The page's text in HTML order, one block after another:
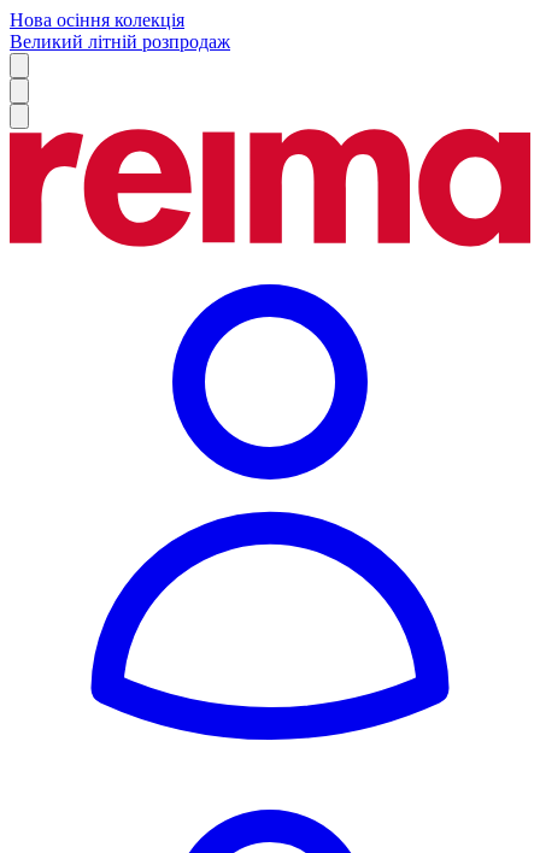
Нова осіння колекція
Великий літній розпродаж